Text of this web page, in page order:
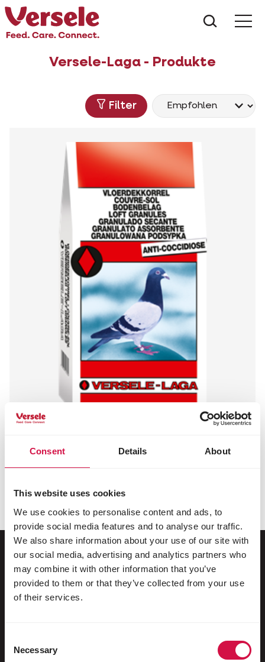
Consent Details About
This website uses cookies
We use cookies to personalise content and ads, to
provide social media features and to analyse our traffic.
We also share information about your use of our site with
our social media, advertising and analytics partners who
may combine it with other information that you’ve
provided to them or that they’ve collected from your use
of their services.
Selection
Necessary
Versele-Laga - Produkte
Filter
VERSELE-LAGA
Taubenschlag Körnchen Extra
Bodenbelag
Für Ihr Tier
Stelzenläufer & Laufvögel